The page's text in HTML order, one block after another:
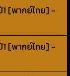
1 [พากย์ไทย] -
1 [พากย์ไทย] -